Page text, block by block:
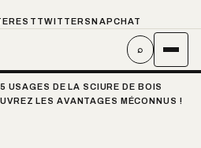
TWITTER SNAPCHAT
⌕
5 USAGES DE LA SCIURE DE BOIS
LES AVANTAGES MÉCONNUS !